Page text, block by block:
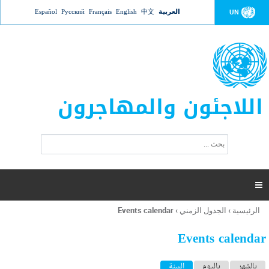
Jump to navigation UN العربية 中文
English
Français
Русский
Español
اللاجئون والمهاجرون
ت
ر
ل
ح
ب

أنت
هنا
الرئيسية › الجدول الزمني ›
Events calendar
Events calendar